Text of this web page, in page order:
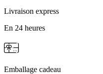
Livraison express
En 24 heures
Emballage cadeau